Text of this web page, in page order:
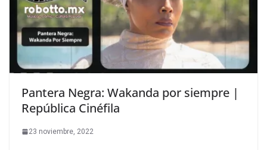
Pantera Negra: Wakanda por siempre |
República Cinéfila
23 noviembre, 2022